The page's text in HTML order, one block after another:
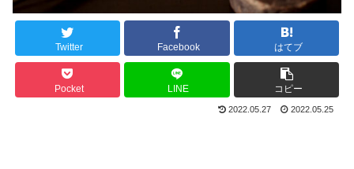
Twitter Facebook はてブ
Pocket LINE コピー
2022.05.27 2022.05.25